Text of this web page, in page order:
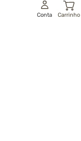
Conta Carrinho